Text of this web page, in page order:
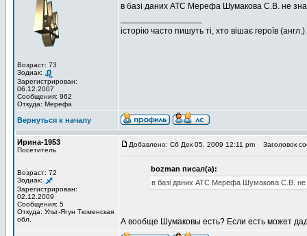
Возраст: 73
Зодиак:
Зарегистрирован:
06.12.2007
Сообщения: 962
Откуда: Мерефа
в базі даних АТС Мерефа Шумакова С.В. не
історію часто пишуть ті, хто вішає героїв
Вернуться к началу
Ирина-1953
Посетитель
Возраст: 72
Зодиак:
Зарегистрирован:
02.12.2009
Сообщения: 5
Откуда: Ульт-Ягун Тюменская
обл.
Добавлено: Сб Дек 05, 2009 12:11 pm Заголовок
bozman писал(а):
в базі даних АТС Мерефа Шумакова С.В. не
А вообще Шумаковы есть? Если есть может